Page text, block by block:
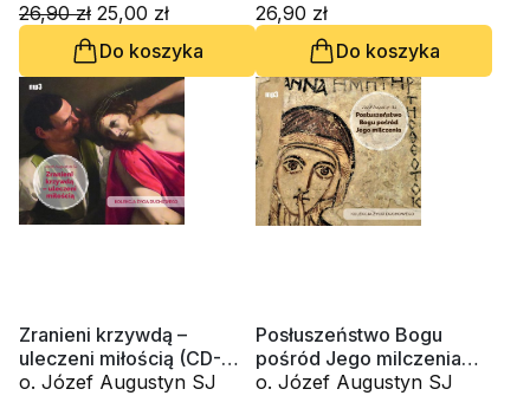
26,90 zł 25,00 zł
Do koszyka
26,90 zł
Do koszyka
Zranieni krzywdą –
uleczeni miłością (CD-
MP3 -audiobook)
o. Józef Augustyn SJ
Posłuszeństwo Bogu
pośród Jego milczenia
(CD-MP3 audiobook)
o. Józef Augustyn SJ